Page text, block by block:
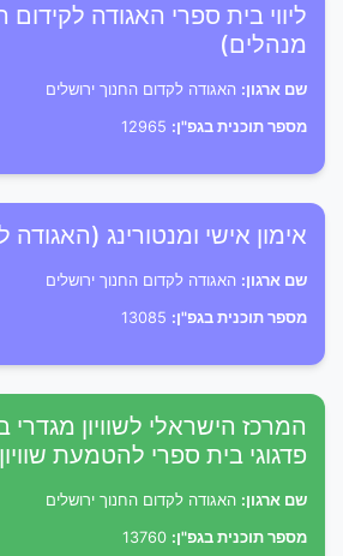
ליווי בית ספרי האגודה לקידום
מנהלים)
שם ארגון: האגודה לקדום החנוך ירושלים
מספר תוכנית בגפ"ן:
אימון אישי ומנטורינג (האגודה
שם ארגון: האגודה לקדום החנוך ירושלים
מספר תוכנית בגפ"ן:
המרכז הישראלי לשוויון מגדרי
פדגוגי בית ספרי להטמעת
שם ארגון: האגודה לקדום החנוך ירושלים
מספר תוכנית בגפ"ן: